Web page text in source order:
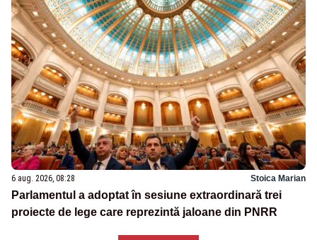
6 aug. 2026, 08:28 Stoica Marian
Parlamentul a adoptat în sesiune extraordinară trei
proiecte de lege care reprezintă jaloane din PNRR